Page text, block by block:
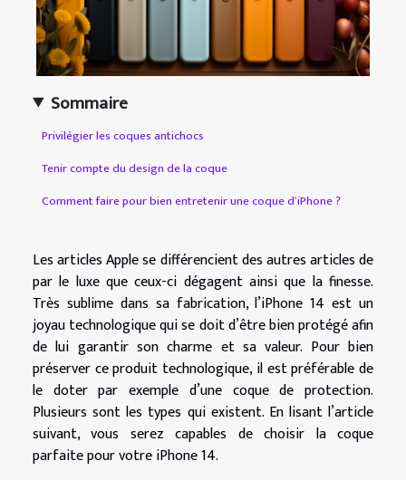
Sommaire
Privilégier les coques antichocs
Tenir compte du design de la coque
Comment faire pour bien entretenir une coque d’iPhone ?
Les articles Apple se différencient des autres articles de
par le luxe que ceux-ci dégagent ainsi que la finesse.
Très sublime dans sa fabrication, l’iPhone 14 est un
joyau technologique qui se doit d’être bien protégé afin
de lui garantir son charme et sa valeur. Pour bien
préserver ce produit technologique, il est préférable de
le doter par exemple d’une coque de protection.
Plusieurs sont les types qui existent. En lisant l’article
suivant, vous serez capables de choisir la coque
parfaite pour votre iPhone 14.